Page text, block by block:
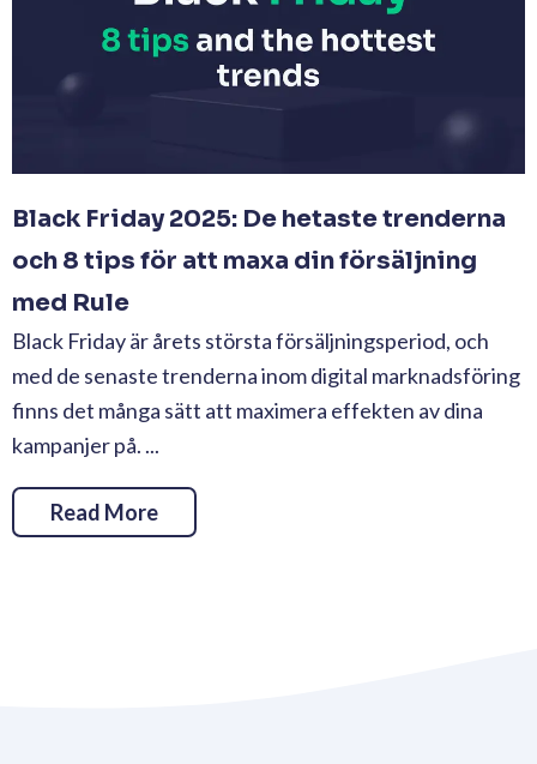
Black Friday 2025: De hetaste trenderna
och 8 tips för att maxa din försäljning
med Rule
Black Friday är årets största försäljningsperiod, och
med de senaste trenderna inom digital marknadsföring
finns det många sätt att maximera effekten av dina
kampanjer på. ...
Read More